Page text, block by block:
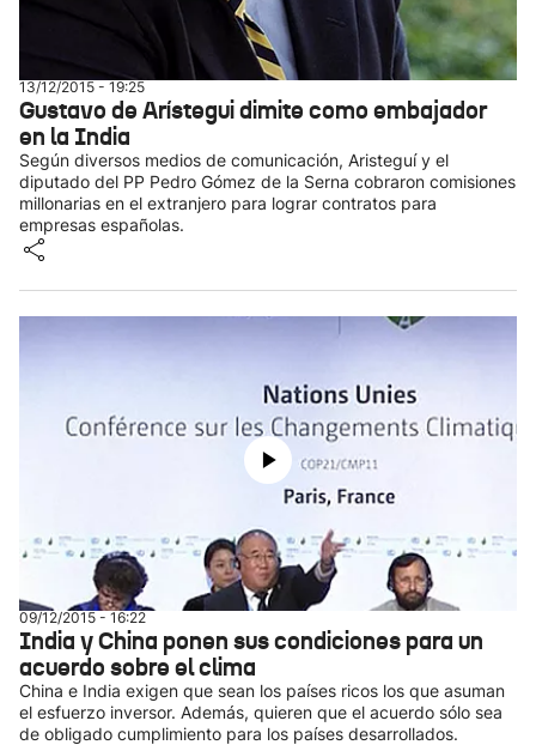
13/12/2015 - 19:25
Gustavo de Arístegui dimite como embajador
en la India
Según diversos medios de comunicación, Aristeguí y el
diputado del PP Pedro Gómez de la Serna cobraron comisiones
millonarias en el extranjero para lograr contratos para
empresas españolas.
09/12/2015 - 16:22
India y China ponen sus condiciones para un
acuerdo sobre el clima
China e India exigen que sean los países ricos los que asuman
el esfuerzo inversor. Además, quieren que el acuerdo sólo sea
de obligado cumplimiento para los países desarrollados.